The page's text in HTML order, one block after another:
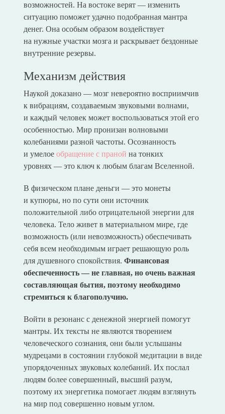
возможностей. На востоке верят — изменить
ситуацию поможет удачно подобранная мантра
денег. Она особым образом воздействует
на нужные участки мозга и раскрывает бездонные
внутренние резервы.
Механизм действия
Наукой доказано — мозг невероятно восприимчив
к вибрациям, создаваемым звуковыми волнами,
и каждый человек может воспользоваться этой его
особенностью. Мир пронизан волновыми
колебаниями разной частоты. Осознанность
и умелое обращение с праной на тонких
уровнях — это ключ к любым благам Вселенной.
В физическом плане деньги — это монеты
и купюры, но по сути они источник
положительной либо отрицательной энергии для
человека. Тело живет в материальном мире, где
возможность (или невозможность) обеспечивать
себя всем необходимым играет решающую роль
для душевного спокойствия. Финансовая
обеспеченность — не главная, но очень важная
составляющая бытия, поэтому необходимо
стремиться к благополучию.
Войти в резонанс с денежной энергией помогут
мантры. Их тексты не являются творением
человеческого сознания, они были услышаны
мудрецами в состоянии глубокой медитации в виде
упорядоченных звуковых колебаний. Их послал
людям более совершенный, высший разум,
поэтому их энергетика помогает людям взглянуть
на мир под совершенно новым углом.